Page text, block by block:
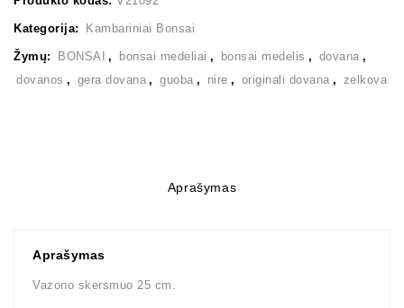
Kategorija: Kambariniai Bonsai
Žymų: BONSAI , bonsai medeliai , bonsai medelis , dovana ,
dovanos , gera dovana , guoba , nire , originali dovana , zelkova
Aprašymas
Aprašymas
Vazono skersmuo 25 cm.